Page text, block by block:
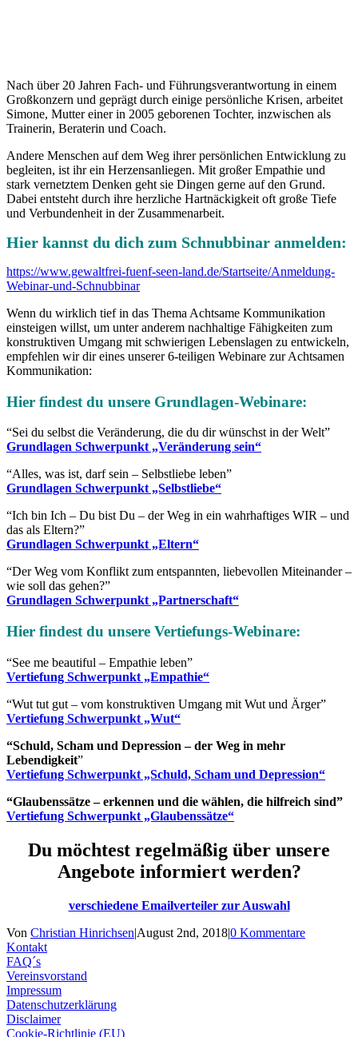
Nach über 20 Jahren Fach- und Führungsverantwortung in einem
Großkonzern und geprägt durch einige persönliche Krisen, arbeitet
Simone, Mutter einer in 2005 geborenen Tochter, inzwischen als
Trainerin, Beraterin und Coach.
Andere Menschen auf dem Weg ihrer per­sönlichen Entwicklung zu
begleiten, ist ihr ein Herzensanliegen. Mit großer Empathie und
stark vernetztem Denken geht sie Dingen gerne auf den Grund.
Dabei entsteht durch ihre herzliche Hartnäckigkeit oft große Tiefe
und Verbundenheit in der Zusammenarbeit.
Hier kannst du dich zum Schnubbinar anmelden:
https://www.gewaltfrei-fuenf-seen-land.de/Startseite/Anmeldung-
Webinar-und-Schnubbinar
Wenn du wirklich tief in das Thema Achtsame Kommunikation
einsteigen willst, um unter anderem nachhaltige Fähigkeiten zum
konstruktiven Umgang mit schwierigen Lebenslagen zu entwickeln,
empfehlen wir dir eines unserer 6-teiligen Webinare zur Achtsamen
Kommunikation:
Hier findest du unsere Grundlagen-Webinare:
“Sei du selbst die Veränderung, die du dir wünschst in der Welt”
Grundlagen Schwerpunkt „Veränderung sein“
“Alles, was ist, darf sein – Selbstliebe leben”
Grundlagen Schwerpunkt „Selbstliebe“
“Ich bin Ich – Du bist Du – der Weg in ein wahrhaftiges WIR – und
das als Eltern?”
Grundlagen Schwerpunkt „Eltern“
“Der Weg vom Konflikt zum entspannten, liebevollen Miteinander –
wie soll das gehen?”
Grundlagen Schwerpunkt „Partnerschaft“
Hier findest du unsere Vertiefungs-Webinare:
“See me beautiful – Empathie leben”
Vertiefung Schwerpunkt „Empathie“
“Wut tut gut – vom konstruktiven Umgang mit Wut und Ärger”
Vertiefung Schwerpunkt „Wut“
“Schuld, Scham und Depression – der Weg in mehr
Lebendigkeit”
Vertiefung Schwerpunkt „Schuld, Scham und Depression“
“Glaubenssätze – erkennen und die wählen, die hilfreich sind”
Vertiefung Schwerpunkt „Glaubenssätze“
Du möchtest regelmäßig über unsere
Angebote informiert werden?
verschiedene Emailverteiler zur Auswahl
Von Christian Hinrichsen|August 2nd, 2018|0 Kommentare
Kontakt
FAQ´s
Vereinsvorstand
Impressum
Datenschutzerklärung
Disclaimer
Cookie-Richtlinie (EU)